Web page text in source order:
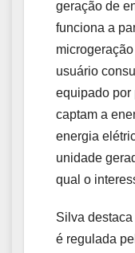
geração de
funciona a
usuário
equipado por
captam a
energia
unidade
qual o
Silva
é regulada